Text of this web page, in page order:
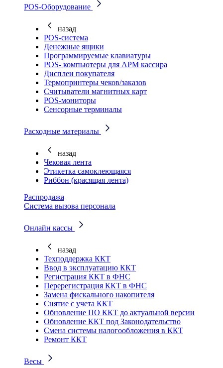
POS-Оборудование
назад
POS-система
Денежные ящики
Программируемые клавиатуры
POS- компьютеры для АРМ кассира
Дисплеи покупателя
Термопринтеры чеков/заказов
Считыватели магнитных карт
POS-мониторы
Сенсорные терминалы
Расходные материалы
назад
Чековая лента
Этикетка самоклеющаяся
Риббон (красящая лента)
Распродажа
Система вызова персонала
Онлайн кассы
назад
Техподдержка ККТ
Ввод в эксплуатацию ККТ
Регистрация ККТ в ФНС
Перерегистрация ККТ в ФНС
Замена фискального накопителя
Снятие с учета ККТ
Обновление ПО ККТ до актуальной версии
Обновление ККТ под Законодательство
Смена системы налогообложения в ККТ
Ремонт ККТ
Весы